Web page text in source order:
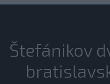
Štefánikov